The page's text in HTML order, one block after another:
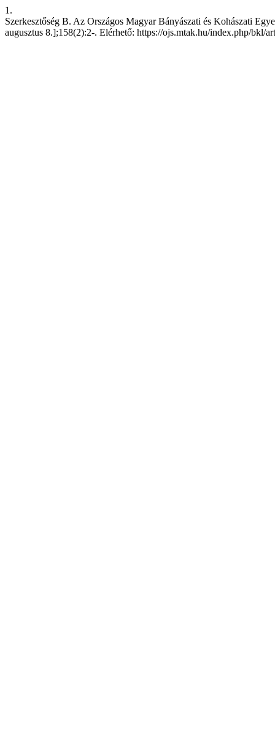
1.
Szerkesztőség B. Az Országos Magyar Bányászati és Kohászati
augusztus 8.];158(2):2-. Elérhető: https://ojs.mtak.hu/index.php/bkl/